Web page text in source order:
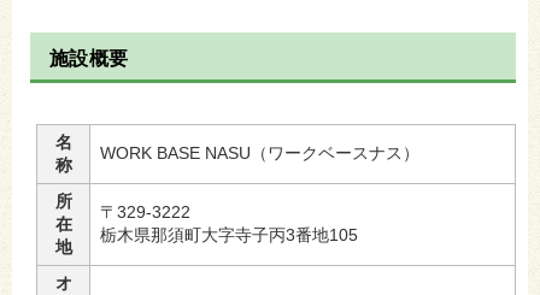
施設概要
名
称
WORK BASE NASU（ワークベースナス）
所
在
地
〒329-3222
栃木県那須町大字寺子丙3番地105
オ